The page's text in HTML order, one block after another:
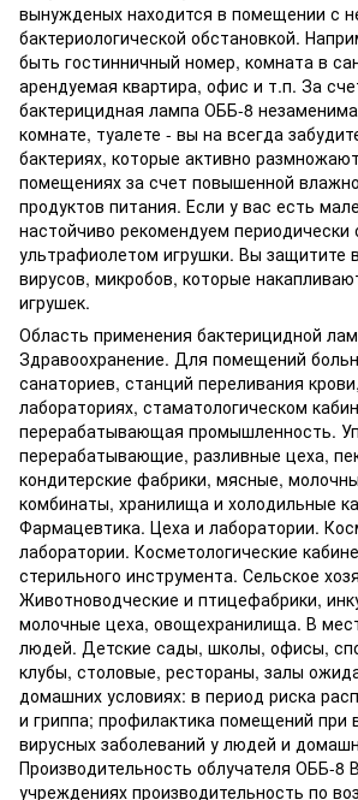
вынужденых находится в помещении с
бактериологической обстановкой.
быть гостинничный номер, комната в
арендуемая квартира, офис и т.п. За
бактерицидная лампа ОББ-8
комнате, туалете - вы на всегда
бактериях, которые активно
помещениях за счет повышенной
продуктов питания. Если у вас есть
настойчиво рекомендуем периодически
ультрафиолетом игрушки. Вы защитите
вирусов, микробов, которые
игрушек.
Область применения бактерицидной
Здравоохранение. Для помещений
санаториев, станций переливания
лабораториях, стаматологическом
перерабатывающая промышленность.
перерабатывающие, разливные цеха,
кондитерские фабрики, мясные,
комбинаты, хранилища и холодильные
Фармацевтика. Цеха и лаборатории.
лаборатории. Косметологические
стерильного инструмента. Сельское
Животноводческие и птицефабрики,
молочные цеха, овощехранилища. В
людей. Детские сады, школы, офисы,
клубы, столовые, рестораны, залы
домашних условиях: в период риска
и гриппа; профилактика помещений при
вирусных заболеваний у людей и
Производительность облучателя ОББ-8
учреждениях производительность по